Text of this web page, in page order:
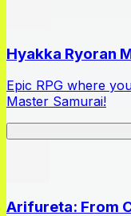
Hyakka Ryoran
Epic RPG where
Master Samurai!
Arifureta: From